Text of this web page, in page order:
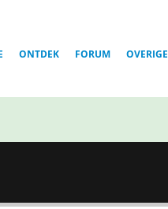
ONTDEK FORUM OVERIGE